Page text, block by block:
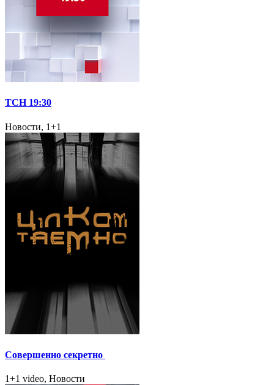
ТСН 19:30
Новости, 1+1
Совершенно секретно
1+1 video, Новости